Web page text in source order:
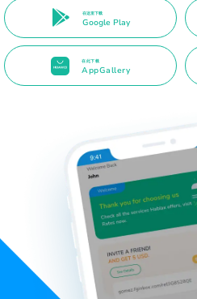
在这里下载
Google Play
在此下载
AppGallery